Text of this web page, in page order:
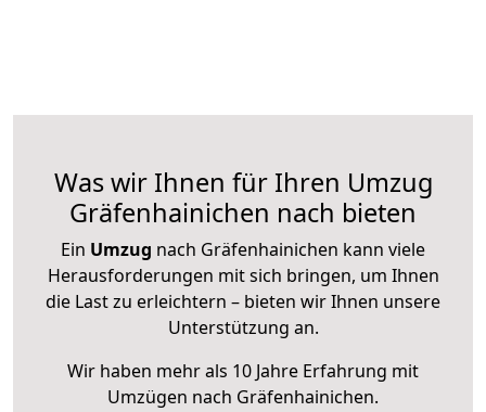
Was wir Ihnen für Ihren Umzug
Gräfenhainichen nach bieten
Ein Umzug nach Gräfenhainichen kann viele
Herausforderungen mit sich bringen, um Ihnen
die Last zu erleichtern – bieten wir Ihnen unsere
Unterstützung an.
Wir haben mehr als 10 Jahre Erfahrung mit
Umzügen nach Gräfenhainichen.